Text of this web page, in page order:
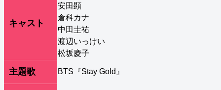
キャスト
安田顕
倉科カナ
中田圭祐
渡辺いっけい
松坂慶子
主題歌 BTS『Stay Gold』